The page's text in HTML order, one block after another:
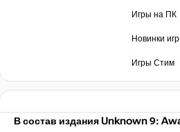
Игры на ПК
Новинки игр
Игры Стим
В состав издания Unknown 9: